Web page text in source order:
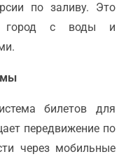
по заливу. Это
город с воды и
билетов для
передвижение по
через мобильные